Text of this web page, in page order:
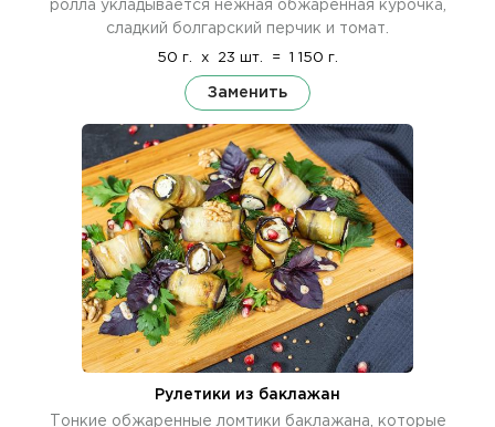
ролла укладывается нежная обжаренная курочка,
сладкий болгарский перчик и томат.
50 г. x 23 шт. = 1 150 г.
Заменить
Рулетики из баклажан
Тонкие обжаренные ломтики баклажана, которые